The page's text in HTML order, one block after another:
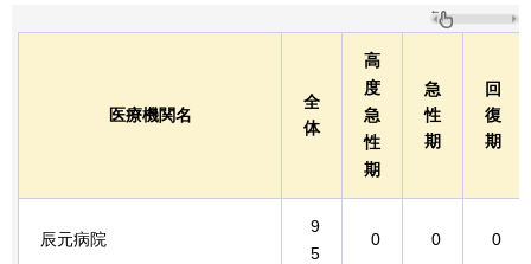
医療機関名
全
体
高
度
急
性
期
急
性
期
回
復
期
辰元病院
9
5
0 0 0